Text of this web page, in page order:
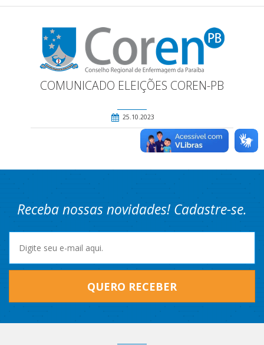
COMUNICADO ELEIÇÕES COREN-PB
25.10.2023
Receba nossas novidades! Cadastre-se.
QUERO RECEBER